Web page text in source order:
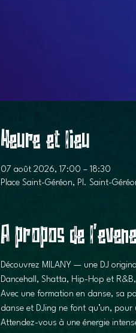
Heure et lieu
07 août 2026, 17:00 – 18:30
Place Saint-Géréon, Pl. Saint-
A propos de
Découvrez MILANY — une DJ
Dancehall, Shatta, Hip-Hop et
Avec une formation en danse, sa
danse et DJing ne font qu’un, pour
Attendez-vous à une énergie